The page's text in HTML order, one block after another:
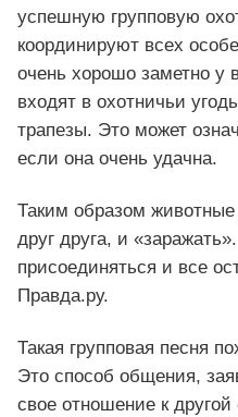
успешную групповую
координируют всех
очень хорошо заметно у
входят в охотничьи
трапезы. Это может
если она очень удачна.
Таким образом
друг друга, и
присоединяться и все
Правда.ру.
Такая групповая песня
Это способ общения,
свое отношение к